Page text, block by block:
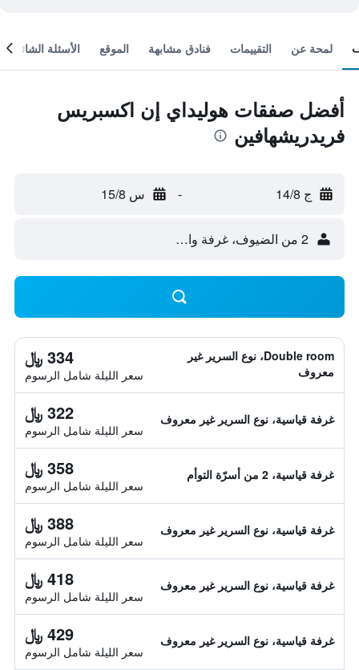
لمحة عن التقييمات فنادق مشابهة الموقع الأسئلة الشائعة
أفضل صفقات هوليداي إن اكسبريس
فريدريشهافين
ج 14/8 - س 15/8
2 من الضيوف، غرفة واحدة
Double room، نوع السرير غير
معروف
334 ﷼
سعر الليلة شامل الرسوم
غرفة قياسية، نوع السرير غير معروف 322 ﷼
سعر الليلة شامل الرسوم
غرفة قياسية، 2 من أسرّة التوأم 358 ﷼
سعر الليلة شامل الرسوم
غرفة قياسية، نوع السرير غير معروف 388 ﷼
سعر الليلة شامل الرسوم
غرفة قياسية، نوع السرير غير معروف 418 ﷼
سعر الليلة شامل الرسوم
غرفة قياسية، نوع السرير غير معروف 429 ﷼
سعر الليلة شامل الرسوم